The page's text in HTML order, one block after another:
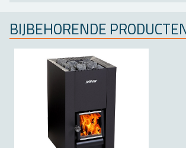
BIJ­BE­HO­REN­DE